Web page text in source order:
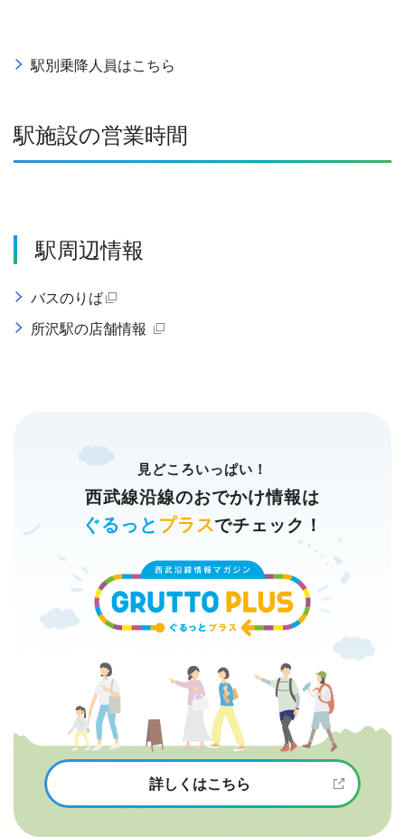
駅別乗降人員はこちら
駅施設の営業時間
駅周辺情報
バスのりば
所沢駅の店舗情報
見どころいっぱい！
西武線沿線のおでかけ情報は
ぐるっと プラスでチェック！
詳しくはこちら